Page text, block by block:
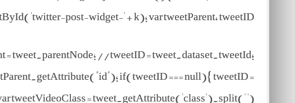
post-widget-' + k); var tweetParent, tweetID;
= tweet.parentNode; //tweetID = tweet.dataset.tweetId;
if(tweetID === null){ tweetID =
tweetVideoClass = tweet.getAttribute('class').split(' ')